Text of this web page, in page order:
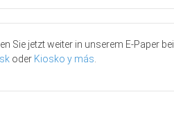
Sie jetzt weiter in unserem E-Paper bei
oder Kiosko y más